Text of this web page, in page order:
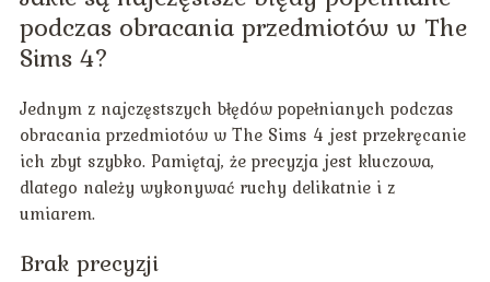
podczas obracania przedmiotów w The
Sims 4?
Jednym z najczęstszych błędów popełnianych podczas
obracania przedmiotów w The Sims 4 jest przekręcanie
ich zbyt szybko. Pamiętaj, że precyzja jest kluczowa,
dlatego należy wykonywać ruchy delikatnie i z
umiarem.
Brak precyzji